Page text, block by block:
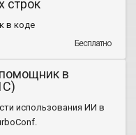
строк
в коде
Бесплатно
в
использования ИИ в